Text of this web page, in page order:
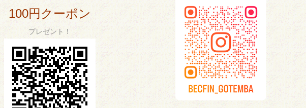
100円クーポン
プレゼント！